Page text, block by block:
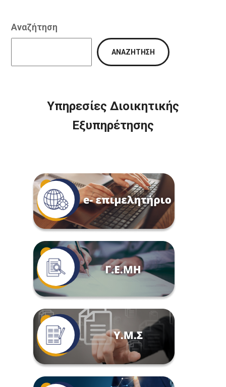
Αναζήτηση
ΑΝΑΖΉΤΗΣΗ
Υπηρεσίες Διοικητικής
Εξυπηρέτησης